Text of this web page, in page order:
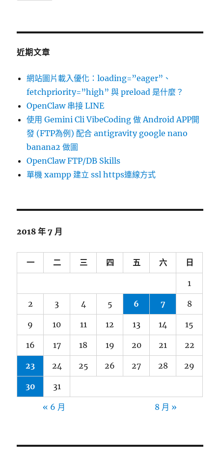
近期文章
網站圖片載入優化：loading=”eager”、
fetchpriority=”high” 與 preload 是什麼？
OpenClaw 串接 LINE
使用 Gemini Cli VibeCoding 做 Android APP開
發 (FTP為例) 配合 antigravity google nano
banana2 做圖
OpenClaw FTP/DB Skills
單機 xampp 建立 ssl https連線方式
2018 年 7 月
一 二 三 四 五 六 日
1
2 3 4 5 6 7 8
9 10 11 12 13 14 15
16 17 18 19 20 21 22
23 24 25 26 27 28 29
30 31
« 6 月 8 月 »